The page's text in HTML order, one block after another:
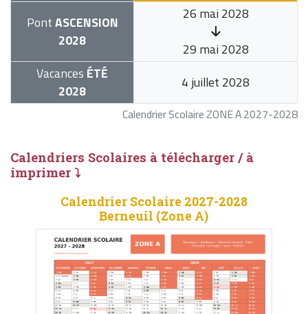
Calendrier Scolaire ZONE A 2027-2028
PontASCENSION
2028
26 mai 2028
29 mai 2028
Vacances ÉTÉ
2028
4 juillet 2028
Calendriers Scolaires à télécharger / à
imprimer ⤵
Calendrier Scolaire 2027-2028
Berneuil (Zone A)